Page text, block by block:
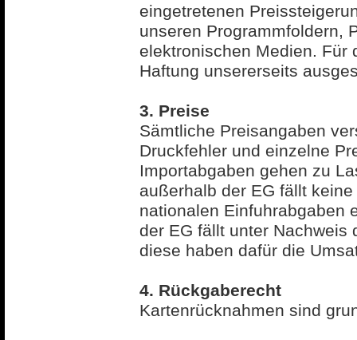
eingetretenen
unseren Programmfoldern,
elektronischen Medien. Für
Haftung unsererseits
3. Preise
Sämtliche Preisangaben
Druckfehler und einzelne
Importabgaben gehen zu
außerhalb der EG fällt
nationalen Einfuhrabgaben
der EG fällt unter Nachweis
diese haben dafür die
4. Rückgaberecht
Kartenrücknahmen sind